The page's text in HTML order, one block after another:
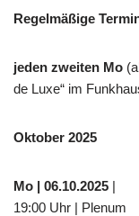
Regelmäßige
jeden zweiten Mo
de Luxe“ im
Oktober 2025
Mo | 06.10.2025 |
19:00 Uhr | Plenum